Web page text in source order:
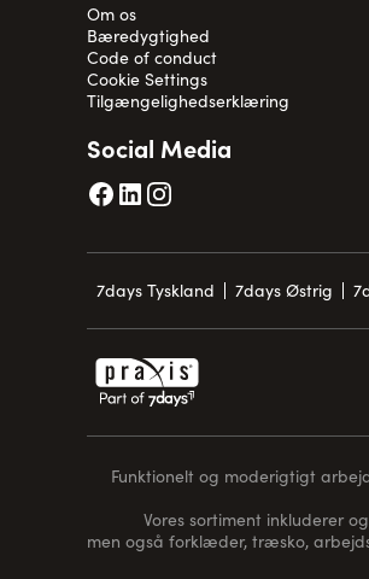
Om os
Bæredygtighed
Code of conduct
Cookie Settings
Tilgængelighedserklæring
Social Media
7days Tyskland 7days Østrig
Funktionelt og moderigtigt
Vores sortiment inkluderer
men også forklæder, træsko,